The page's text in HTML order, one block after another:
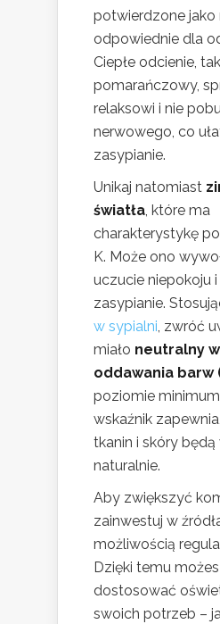
potwierdzone jako
odpowiednie dla
Ciepłe odcienie,
pomarańczowy,
relaksowi i nie
nerwowego, co
zasypianie.
Unikaj natomiast
światła, które ma
charakterystykę
K. Może ono
uczucie niepokoju
zasypianie.
w sypialni, zwróć
miało neutralny
oddawania barw
poziomie
wskaźnik
tkanin i skóry będą
naturalnie.
Aby zwiększyć
zainwestuj w
możliwością
Dzięki temu
dostosować
swoich potrzeb –